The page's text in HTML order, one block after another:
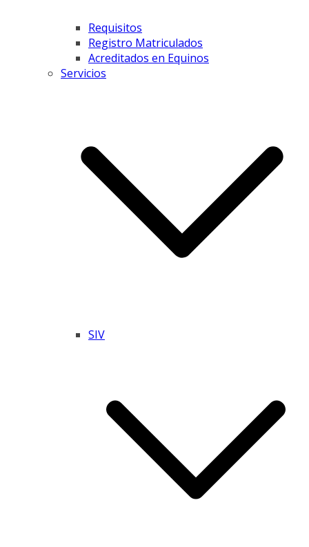
Requisitos
Registro Matriculados
Acreditados en Equinos
Servicios
SIV